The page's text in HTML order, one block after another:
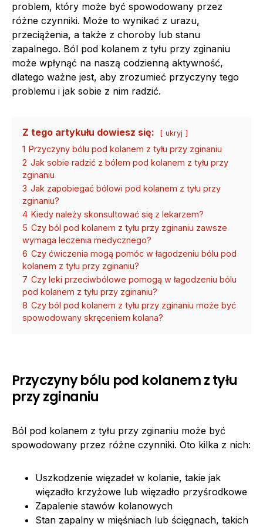
problem, który może być spowodowany przez
różne czynniki. Może to wynikać z urazu,
przeciążenia, a także z choroby lub stanu
zapalnego. Ból pod kolanem z tyłu przy zginaniu
może wpłynąć na naszą codzienną aktywność,
dlatego ważne jest, aby zrozumieć przyczyny tego
problemu i jak sobie z nim radzić.
Z tego artykułu dowiesz się: ukryj
1 Przyczyny bólu pod kolanem z tyłu przy zginaniu
2 Jak sobie radzić z bólem pod kolanem z tyłu przy
zginaniu
3 Jak zapobiegać bólowi pod kolanem z tyłu przy
zginaniu?
4 Kiedy należy skonsultować się z lekarzem?
5 Czy ból pod kolanem z tyłu przy zginaniu zawsze
wymaga leczenia medycznego?
6 Czy ćwiczenia mogą pomóc w łagodzeniu bólu pod
kolanem z tyłu przy zginaniu?
7 Czy leki przeciwbólowe pomogą w łagodzeniu bólu
pod kolanem z tyłu przy zginaniu?
8 Czy ból pod kolanem z tyłu przy zginaniu może być
spowodowany skręceniem kolana?
Przyczyny bólu pod kolanem z tyłu
przy zginaniu
Ból pod kolanem z tyłu przy zginaniu może być
spowodowany przez różne czynniki. Oto kilka z nich:
Uszkodzenie więzadeł w kolanie, takie jak
więzadło krzyżowe lub więzadło przyśrodkowe
Zapalenie stawów kolanowych
Stan zapalny w mięśniach lub ścięgnach, takich